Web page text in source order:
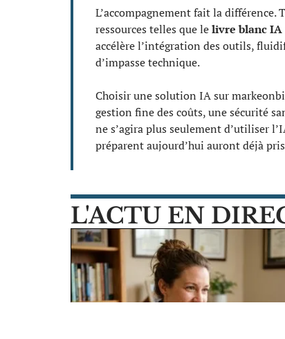
L’accompagnement fait la différence.
ressources telles que lelivre blanc IA
accélère l’intégration des outils,
d’impasse technique.
Choisir une solution IA sur
gestion fine des coûts, une sécurité
ne s’agira plus seulement d’utiliser
préparent aujourd’hui auront déjà
L'ACTU EN